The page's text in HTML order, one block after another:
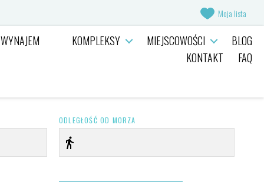
Moja lista
WYNAJEM KOMPLEKSY MIEJSCOWOŚCI
BLOG
KONTAKT
FAQ
ODLEGŁOŚĆ OD MORZA